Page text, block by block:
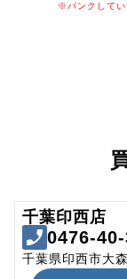
※パンクしてい
千葉印西店
0476-
千葉県印西市大